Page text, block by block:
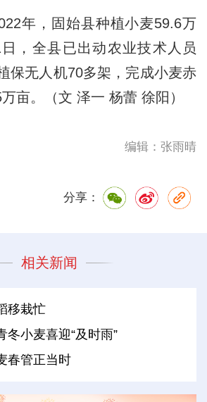
年，固始县种植小麦59.6万
，全县已出动农业技术人员
保无人机70多架，完成小麦赤
亩。（文 泽一 杨蕾 徐阳）
编辑：张雨晴
分享：
相关新闻
移栽忙
冬小麦喜迎“及时雨”
春管正当时